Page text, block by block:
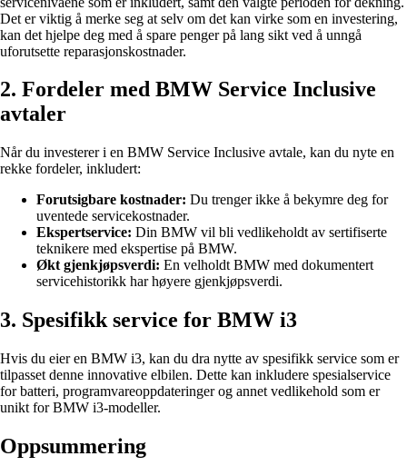
Det er viktig å merke seg at selv om det kan virke som en investering,
kan det hjelpe deg med å spare penger på lang sikt ved å unngå
uforutsette reparasjonskostnader.
2. Fordeler med BMW Service Inclusive
avtaler
Når du investerer i en BMW Service Inclusive avtale, kan du nyte en
rekke fordeler, inkludert:
Forutsigbare kostnader: Du trenger ikke å bekymre deg for
uventede servicekostnader.
Ekspertservice: Din BMW vil bli vedlikeholdt av sertifiserte
teknikere med ekspertise på BMW.
Økt gjenkjøpsverdi: En velholdt BMW med dokumentert
servicehistorikk har høyere gjenkjøpsverdi.
3. Spesifikk service for BMW i3
Hvis du eier en BMW i3, kan du dra nytte av spesifikk service som er
tilpasset denne innovative elbilen. Dette kan inkludere spesialservice
for batteri, programvareoppdateringer og annet vedlikehold som er
unikt for BMW i3-modeller.
Oppsummering